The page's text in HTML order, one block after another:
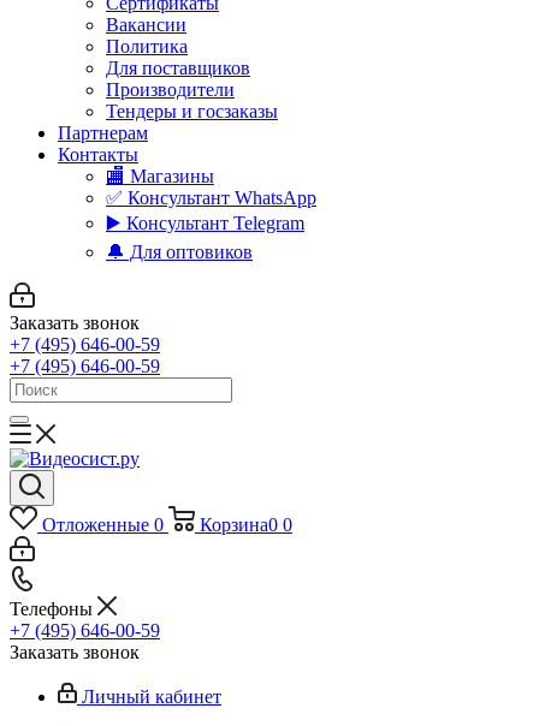
Вакансии
Политика
Для поставщиков
Производители
Тендеры и госзаказы
Партнерам
Контакты
🏬 Магазины
✅️ Консультант WhatsApp
▶️ Консультант Telegram
🔔 Для оптовиков
Заказать звонок
+7 (495) 646-00-59
+7 (495) 646-00-59
Отложенные 0 Корзина0 0
Телефоны
+7 (495) 646-00-59
Заказать звонок
Личный кабинет